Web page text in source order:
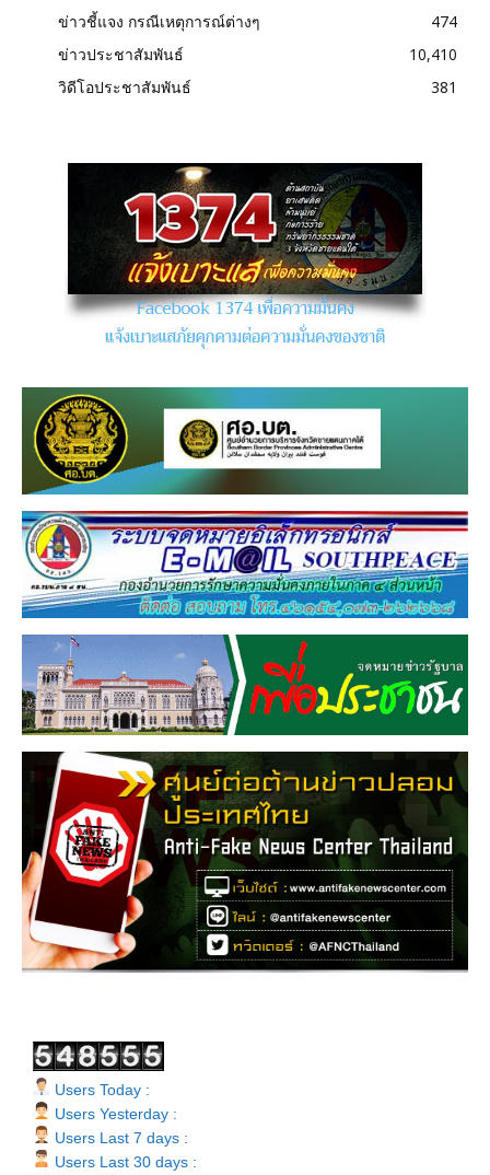
ข่าวชี้แจง กรณีเหตุการณ์ต่างๆ
474
ข่าวประชาสัมพันธ์
10,410
วิดีโอประชาสัมพันธ์
381
Users Today :
Users Yesterday :
Users Last 7 days :
Users Last 30 days :